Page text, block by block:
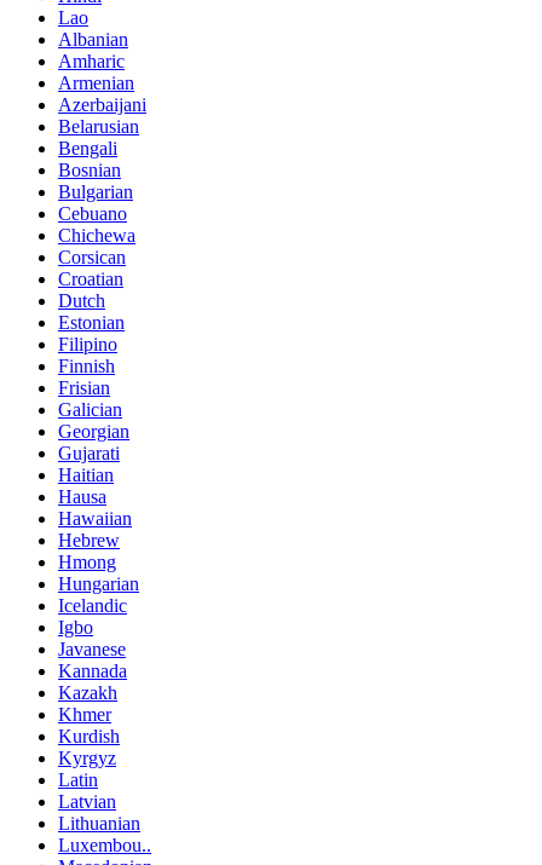
Lao
Albanian
Amharic
Armenian
Azerbaijani
Belarusian
Bengali
Bosnian
Bulgarian
Cebuano
Chichewa
Corsican
Croatian
Dutch
Estonian
Filipino
Finnish
Frisian
Galician
Georgian
Gujarati
Haitian
Hausa
Hawaiian
Hebrew
Hmong
Hungarian
Icelandic
Igbo
Javanese
Kannada
Kazakh
Khmer
Kurdish
Kyrgyz
Latin
Latvian
Lithuanian
Luxembou..